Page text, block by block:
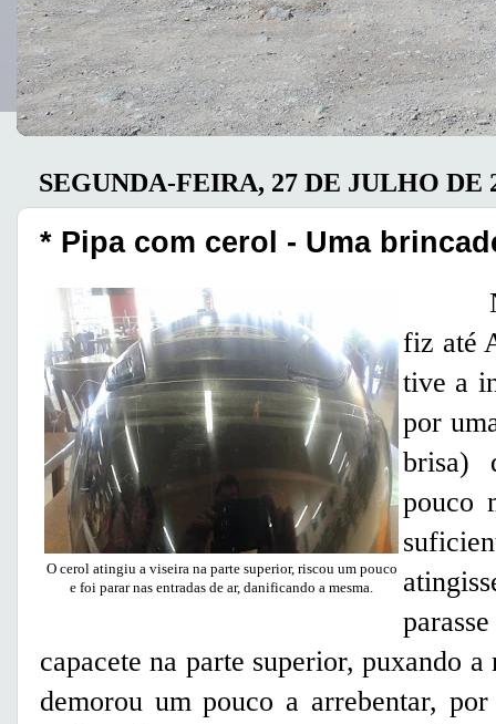
SEGUNDA-FEIRA, 27 DE JULHO DE
* Pipa com cerol - Uma
O cerol atingiu a viseira na parte superior, riscou um pouco
e foi parar nas entradas de ar, danificando a mesma.
No
fiz até
tive a
por
brisa)
pouco
capacete na parte superior, puxando
demorou um pouco a arrebentar,